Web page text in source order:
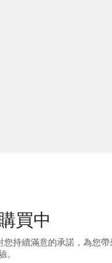
買中
您持續滿意的承諾，為您帶
。